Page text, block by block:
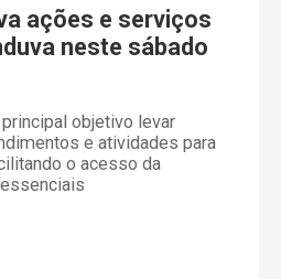
ações e serviços
neste sábado
objetivo levar
e atividades para
o acesso da